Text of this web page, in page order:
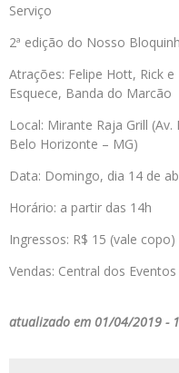
Serviço
2ª edição do Nosso
Atrações: Felipe Hott, Rick
Esquece, Banda do Marcão
Local: Mirante Raja Grill
Belo Horizonte – MG)
Data: Domingo, dia 14 de
Horário: a partir das 14h
Ingressos: R$ 15 (vale copo)
Vendas: Central dos
atualizado em 01/04/2019 -